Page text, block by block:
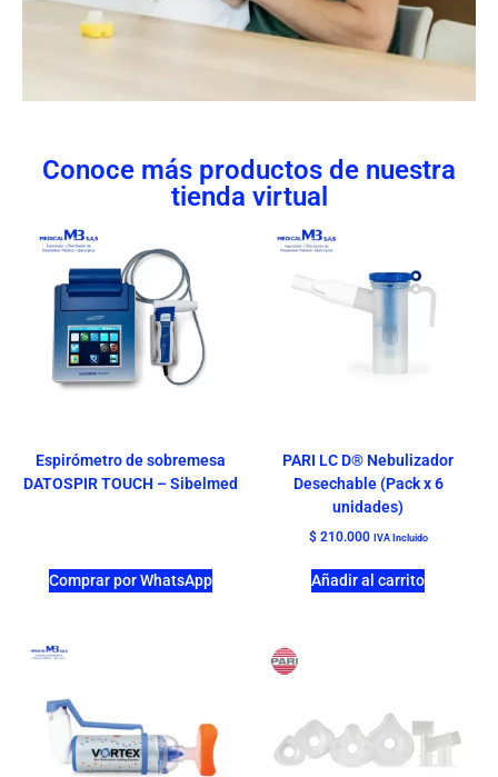
Conoce más productos de nuestra
tienda virtual
Espirómetro de sobremesa
DATOSPIR TOUCH – Sibelmed
Comprar por WhatsApp
PARI LC D® Nebulizador
Desechable (Pack x 6
unidades)
$210.000 IVA Incluido
Añadir al carrito